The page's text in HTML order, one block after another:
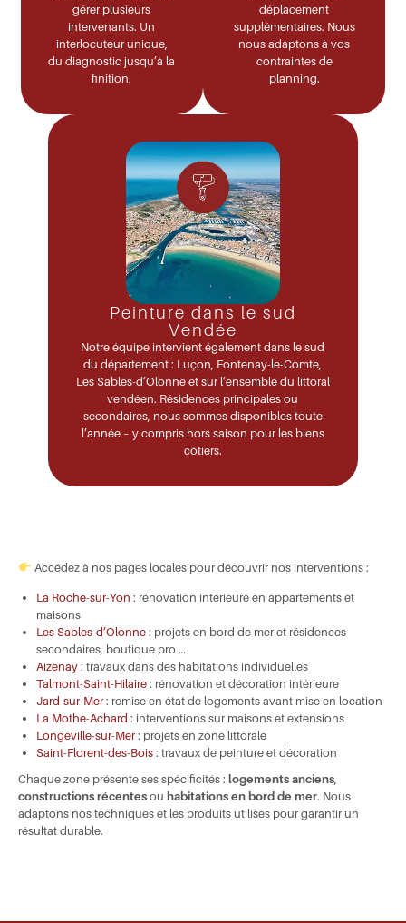
gérer plusieurs
intervenants. Un
interlocuteur unique,
du diagnostic jusqu’à la
finition.
déplacement
supplémentaires. Nous
nous adaptons à vos
contraintes de
planning.
Peinture dans le sud
Vendée
Notre équipe intervient également dans le sud
du département : Luçon, Fontenay-le-Comte,
Les Sables-d’Olonneet sur l’ensemble du littoral
vendéen. Résidences principales ou
secondaires, nous sommes disponibles toute
l’année – y compris hors saison pour les biens
côtiers.
Accédez à nos pages locales pour découvrir nos interventions :
La Roche-sur-Yon : rénovation intérieure en appartements et
maisons
Les Sables-d’Olonne: projets en bord de mer et résidences
secondaires, boutique pro …
Aizenay: travaux dans des habitations individuelles
Talmont-Saint-Hilaire: rénovation et décoration intérieure
Jard-sur-Mer: remise en état de logements avant mise en location
La Mothe-Achard : interventions sur maisons et extensions
Longeville-sur-Mer: projets en zone littorale
Saint-Florent-des-Bois: travaux de peinture et décoration
Chaque zone présente ses spécificités : logements anciens
constructions récentesou habitations en bord de mer. Nous
adaptons nos techniques et les produits utilisés pour garantir un
résultat durable.